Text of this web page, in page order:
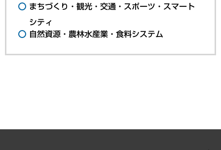
まちづくり・観光・交通・スポーツ・スマート
シティ
自然資源・農林水産業・食料システム